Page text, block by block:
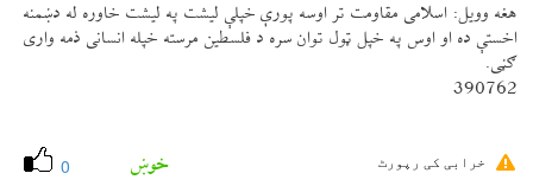
هغه وويل: اسلامی مقاومت تر اوسه پورې خپلې ليشت په ليشت خاوره له دښمنه
اخستې ده او اوس په خپل ټول توان سره د فلسطين مرسته خپله انسانی ذمه واری
ګڼی.
390762
0 خوښ خرابی کی رپورٹ